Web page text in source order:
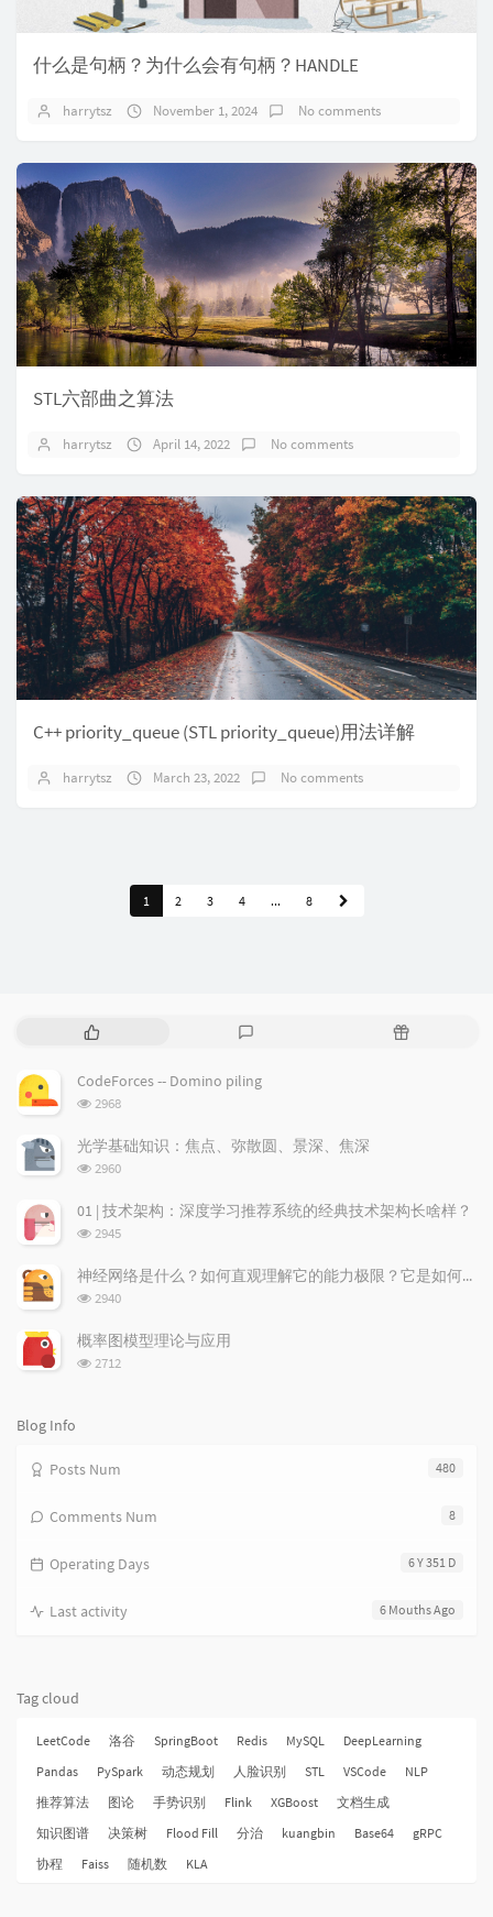
什么是句柄？为什么会有句柄？HANDLE
harrytsz November 1, 2024 No comments
STL六部曲之算法
harrytsz April 14, 2022 No comments
C++ priority_queue (STL priority_queue)用法详解
harrytsz March 23, 2022 No comments
1 2 3 4 ... 8
P
p
u
a
r
r
t
c
l
s
e
t
m
n
R
t
l
CodeForces -- Domino piling
浏
次
数:
2968
光学基础知识：焦点、弥散圆、景深、焦深
浏
次
数:
2960
01 | 技术架构：深度学习推荐系统的经典技术架构长啥样？
浏
次
数:
2945
神经网络是什么？如何直观理解它的能力极限？它是如何无限逼近真理？
浏
次
数:
2940
概率图模型理论与应用
浏
2712
Blog Info
480
Posts Num
8
Comments Num
6 Y 351 D
Operating Days
6 Mouths Ago
Last activity
Tag cloud
LeetCode 洛谷 SpringBoot Redis MySQL
DeepLearning
Pandas
PySpark 动态规划 人脸识别 STL VSCode
NLP
推荐算法
图论 手势识别 Flink XGBoost
文档生成
知识图谱
决策树 Flood Fill 分治 kuangbin Base64
gRPC
协程
Faiss 随机数 KLA